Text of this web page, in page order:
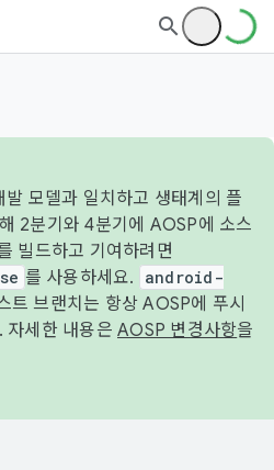
모델과 일치하고 생태계의 플
2분기와 4분기에 AOSP에 소스
빌드하고 기여하려면
를 사용하세요.
android-
트 브랜치는 항상 AOSP에 푸시
자세한 내용은 AOSP 변경사항을